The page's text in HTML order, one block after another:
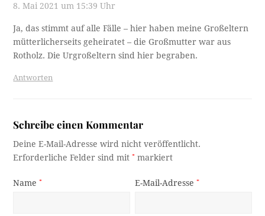
8. Mai 2021 um 15:39 Uhr
Ja, das stimmt auf alle Fälle – hier haben meine Großeltern
mütterlicherseits geheiratet – die Großmutter war aus
Rotholz. Die Urgroßeltern sind hier begraben.
Antworten
Schreibe einen Kommentar
Deine E-Mail-Adresse wird nicht veröffentlicht.
Erforderliche Felder sind mit* markiert
Name* E-Mail-Adresse*